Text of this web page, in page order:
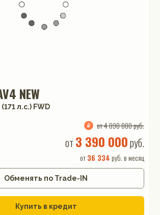
NEW
л.с.) FWD
от 4 090 000 руб.
от 3 390 000руб.
от36 334 руб. в месяц
Обменять по Trade-IN
Купить в кредит